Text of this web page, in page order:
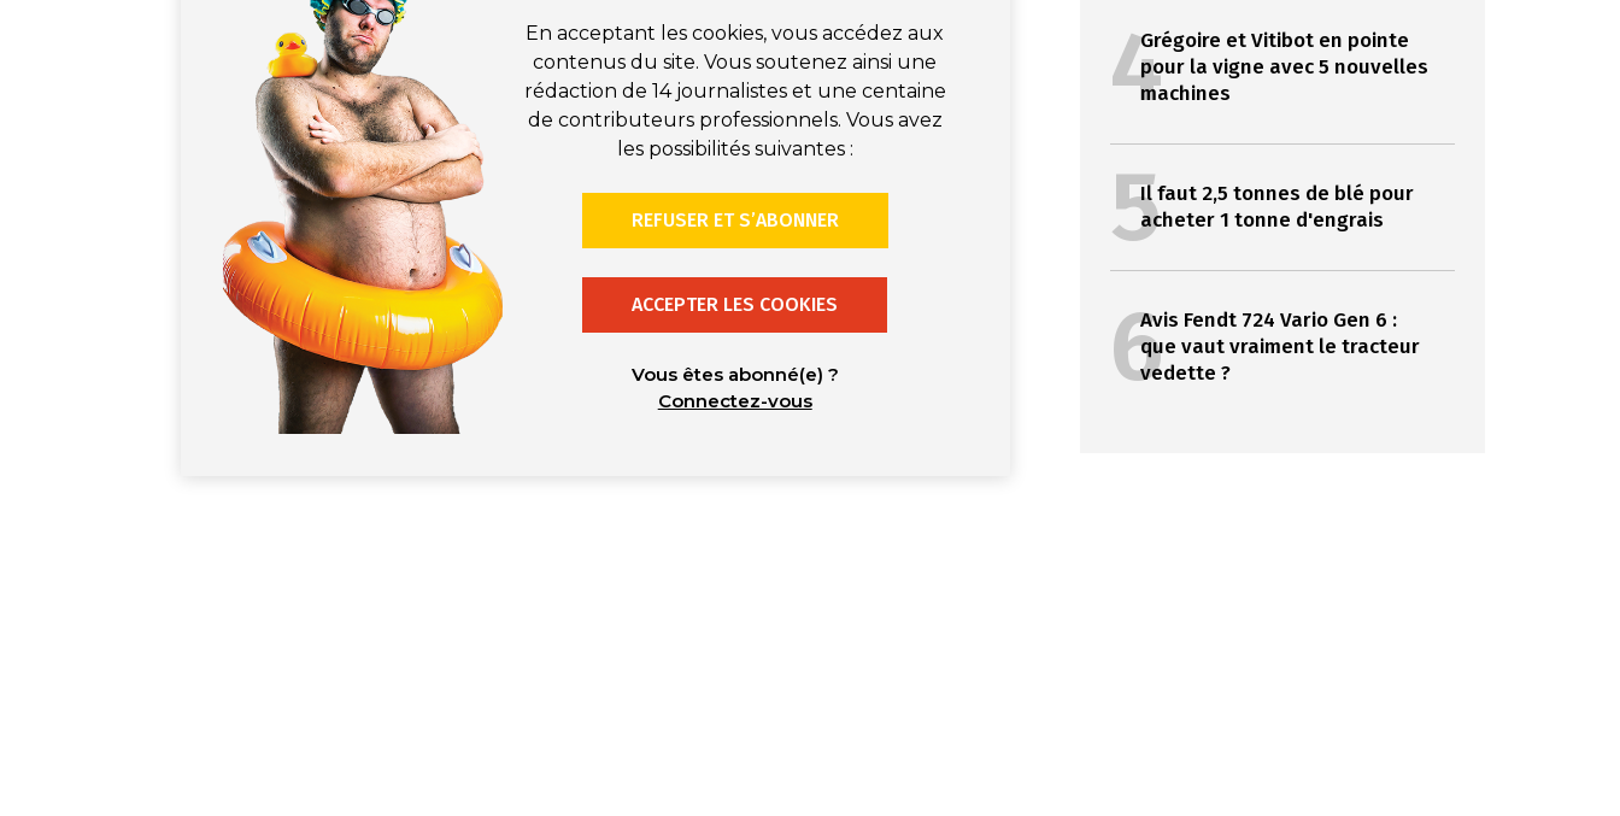
En acceptant les cookies, vous accédez aux
contenus du site. Vous soutenez ainsi une
rédaction de 14 journalistes et une centaine
de contributeurs professionnels. Vous avez
les possibilités suivantes :
REFUSER ET S’ABONNER
ACCEPTER LES COOKIES
Vous êtes abonné(e) ?
Connectez-vous
4Grégoire et Vitibot en pointe
pour la vigne avec 5 nouvelles
machines
5Il faut 2,5 tonnes de blé pour
acheter 1 tonne d'engrais
6Avis Fendt 724 Vario Gen 6 :
que vaut vraiment le tracteur
vedette ?